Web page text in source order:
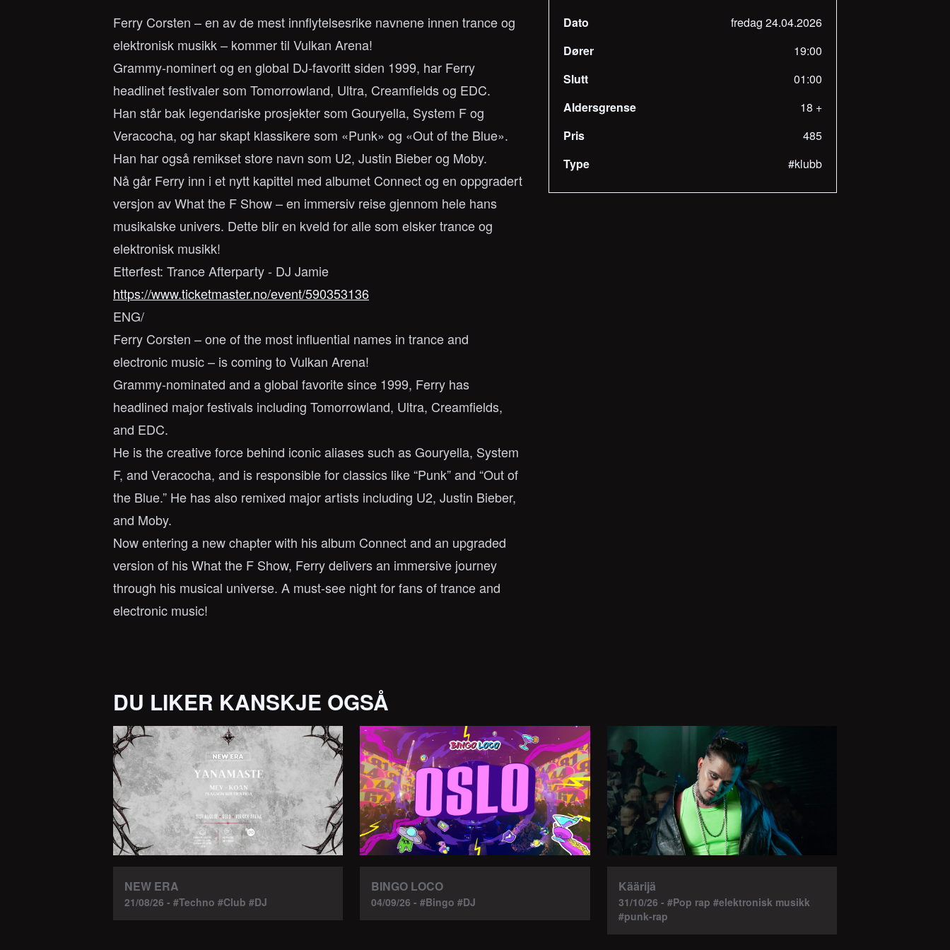
Ferry Corsten – en av de mest innflytelsesrike navnene innen trance og
elektronisk musikk – kommer til Vulkan Arena!
Grammy-nominert og en global DJ-favoritt siden 1999, har Ferry
headlinet festivaler som Tomorrowland, Ultra, Creamfields og EDC.
Han står bak legendariske prosjekter som Gouryella, System F og
Veracocha, og har skapt klassikere som «Punk» og «Out of the Blue».
Han har også remikset store navn som U2, Justin Bieber og Moby.
Nå går Ferry inn i et nytt kapittel med albumet Connect og en oppgradert
versjon av What the F Show – en immersiv reise gjennom hele hans
musikalske univers. Dette blir en kveld for alle som elsker trance og
elektronisk musikk!
Etterfest: Trance Afterparty - DJ Jamie
https://www.ticketmaster.no/event/590353136
ENG/
Ferry Corsten – one of the most influential names in trance and
electronic music – is coming to Vulkan Arena!
Grammy-nominated and a global favorite since 1999, Ferry has
headlined major festivals including Tomorrowland, Ultra, Creamfields,
and EDC.
He is the creative force behind iconic aliases such as Gouryella, System
F, and Veracocha, and is responsible for classics like “Punk” and “Out of
the Blue.” He has also remixed major artists including U2, Justin Bieber,
and Moby.
Now entering a new chapter with his album Connect and an upgraded
version of his What the F Show, Ferry delivers an immersive journey
through his musical universe. A must-see night for fans of trance and
electronic music!
Dato
fredag 24.04.2026
Dører
19:00
Slutt
01:00
Aldersgrense
18 +
Pris
485
Type
#klubb
DU LIKER KANSKJE OGSÅ
NEW ERA
21/08/26 - #Techno #Club #DJ
BINGO LOCO
04/09/26 - #Bingo #DJ
Käärijä
31/10/26 - #Pop rap #elektronisk musikk
#punk-rap